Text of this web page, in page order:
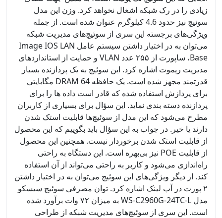
زیادی را در رک شبکه اشغال نخواهد کرد. وزن این مدل
سوئیچ نیز حدود 4.6 کیلوگرم عنوان شده است. از جمله
ویژگی‌های برجسته این سری از سوئیچ‌های مدیریت شبکه
می‌توان به در اختیار داشتن سیستم عامل Image IOS LAN
Base، ساپورت از ۲۵۵ عدد VLAN و حمایت از استاندارد‌های
مدیریت ریموت اشاره کرد. این سوئیچ به یک پردازنده بسیار
قدرتمند مجهز شده است. یک حافظه DRAM 64 مگابایتی
برای پردازش استفاده شده که قادر است داده ها را برای
پردازنده دسته بندی نماید. این سؤال برای بسیاری از کاربران
مطرح می‌شود که این مدل از سوئیچ‌ها قابلیت استک شدن
دارند یا خیر. در جواب به این سؤال باید بگوییم که این محصول
از قابلیت استک شدن برخوردار نیست. همچنین این محصول
از قابلیت POE نیز بی‌بهره است. این دستگاه به راحتی
راه‌اندازی می‌شود و کاربر به راحتی می‌تواند از آن استفاده
کند. از دیگر ویژگی‌های این سوئیچ می‌توان به در اختیار داشتن
۲ پورت در آپ لینک اشاره کرد. توان مصرفی سوئیچ سیسکو
مدل WS-C2960G-24TC-L به میزان ۷۲ وات برآورد شده
است. این سری از سوئیچ‌های مدیریت شبکه از طراحی